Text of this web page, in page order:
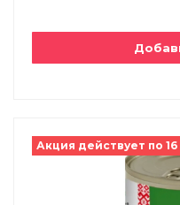
Акция действует по 16